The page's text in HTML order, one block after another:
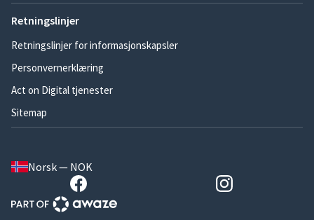
Retningslinjer
Retningslinjer for informasjonskapsler
Personvernerklæring
Act on Digital tjenester
Sitemap
Norsk — NOK